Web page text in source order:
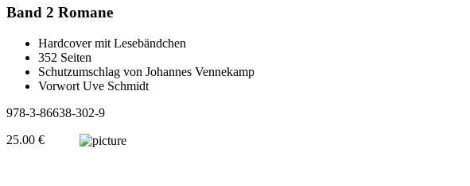
Band 2 Romane
Hardcover mit Lesebändchen
352 Seiten
Schutzumschlag von Johannes Vennekamp
Vorwort Uve Schmidt
978-3-86638-302-9
25.00 €